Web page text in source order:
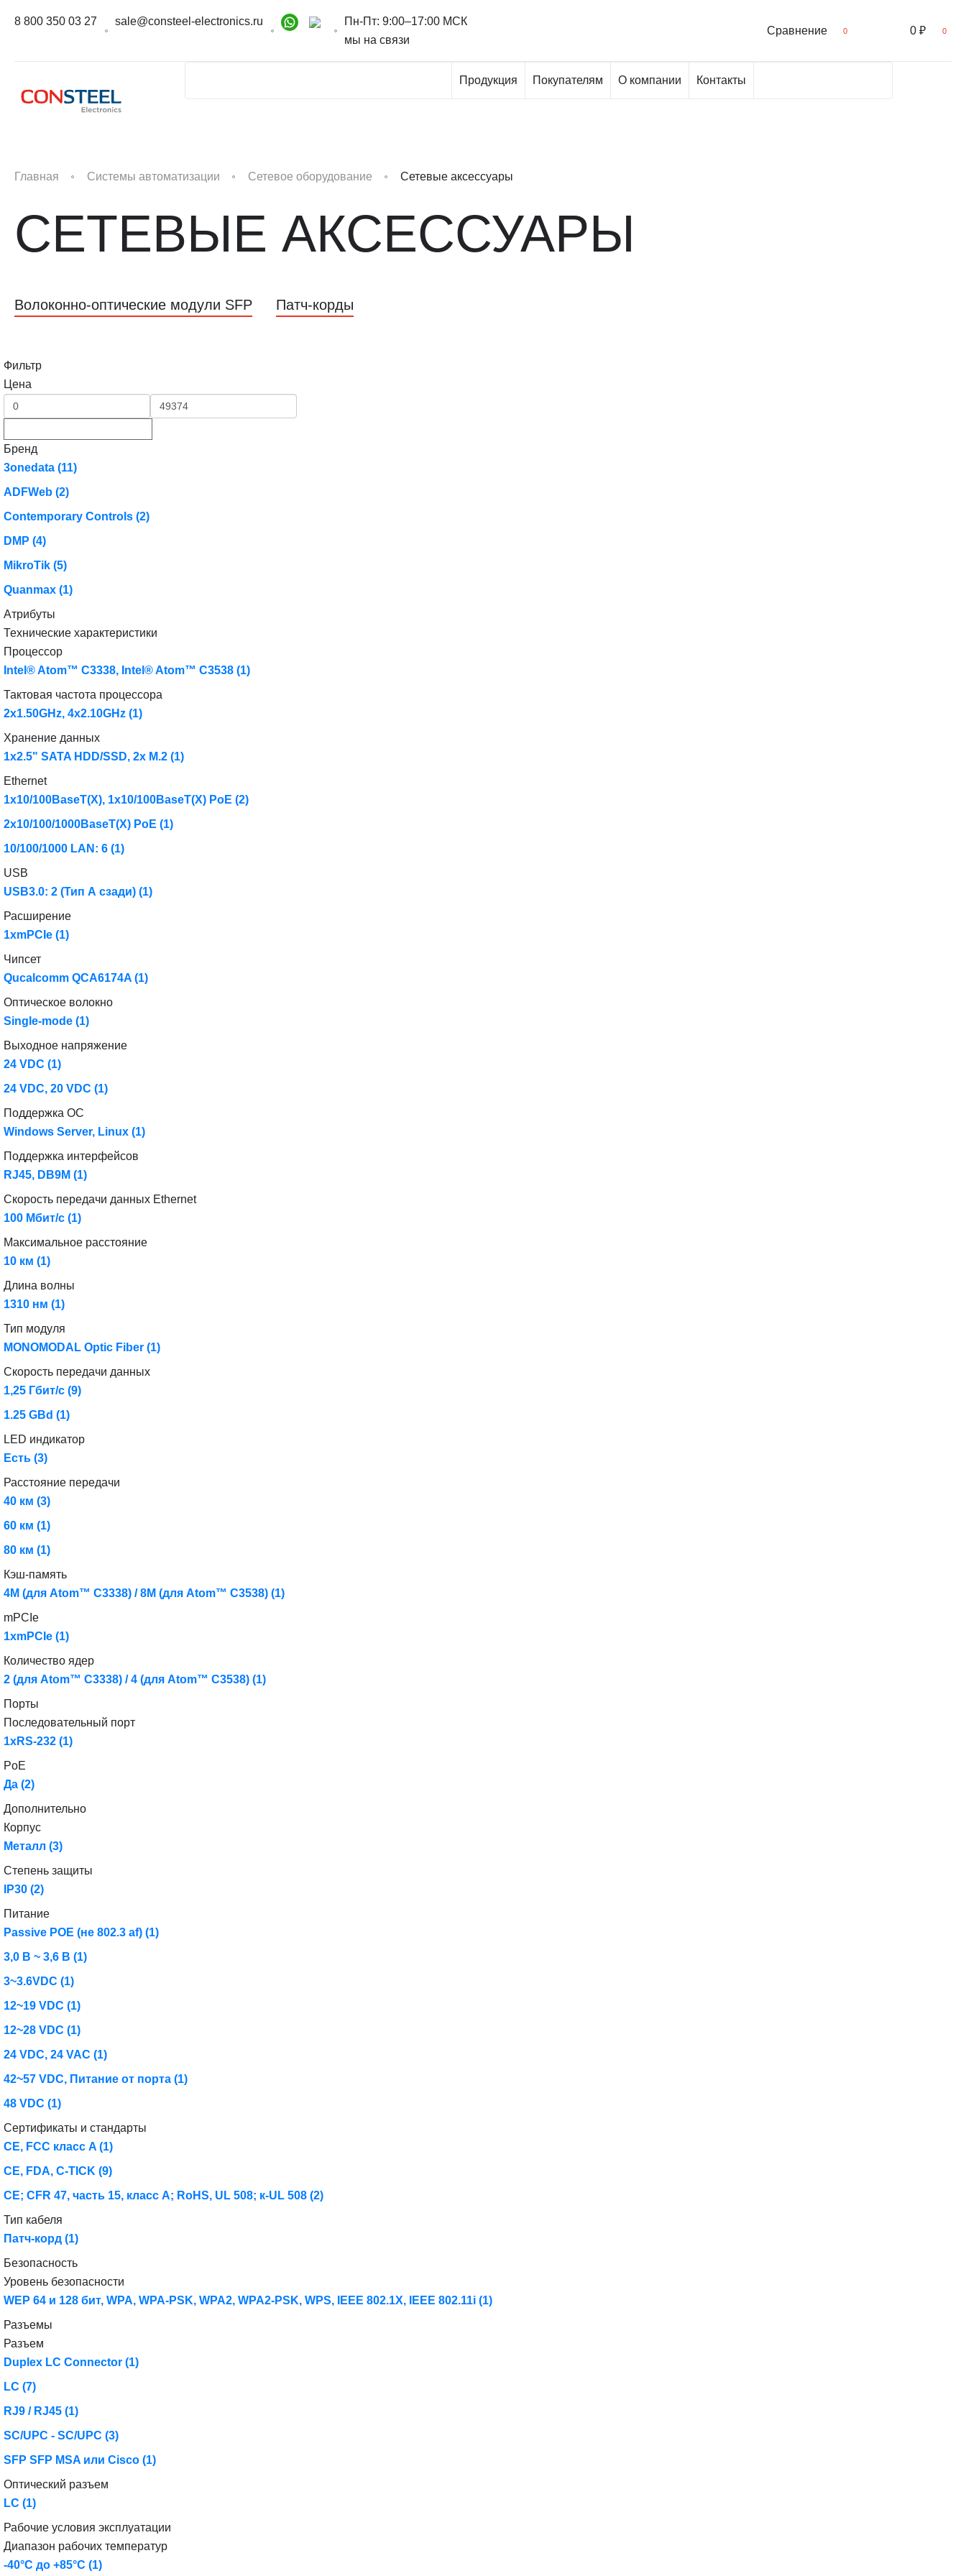
8 800 350 03 27 sale@consteel-electronics.ru
Пн-Пт: 9:00–17:00 МСК
мы на связи
Сравнение 0 0 ₽ 0
Продукция Покупателям О компании Контакты
Главная Системы автоматизации Сетевое оборудование Сетевые аксессуары
СЕТЕВЫЕ АКСЕССУАРЫ
Волоконно-оптические модули SFP Патч-корды
Фильтр
Цена
Бренд
3onedata (11)
ADFWeb (2)
Contemporary Controls (2)
DMP (4)
MikroTik (5)
Quanmax (1)
Атрибуты
Технические характеристики
Процессор
Intel® Atom™ C3338, Intel® Atom™ C3538 (1)
Тактовая частота процессора
2x1.50GHz, 4x2.10GHz (1)
Хранение данных
1x2.5" SATA HDD/SSD, 2x M.2 (1)
Ethernet
1x10/100BaseT(X), 1x10/100BaseT(X) PoE (2)
2x10/100/1000BaseT(X) PoE (1)
10/100/1000 LAN: 6 (1)
USB
USB3.0: 2 (Тип А сзади) (1)
Расширение
1xmPCIe (1)
Чипсет
Qucalcomm QCA6174A (1)
Оптическое волокно
Single-mode (1)
Выходное напряжение
24 VDC (1)
24 VDC, 20 VDC (1)
Поддержка ОС
Windows Server, Linux (1)
Поддержка интерфейсов
RJ45, DB9M (1)
Скорость передачи данных Ethernet
100 Мбит/с (1)
Максимальное расстояние
10 км (1)
Длина волны
1310 нм (1)
Тип модуля
MONOMODAL Optic Fiber (1)
Скорость передачи данных
1,25 Гбит/с (9)
1.25 GBd (1)
LED индикатор
Есть (3)
Расстояние передачи
40 км (3)
60 км (1)
80 км (1)
Кэш-память
4M (для Atom™ C3338) / 8M (для Atom™ C3538) (1)
mPCIe
1xmPCIe (1)
Количество ядер
2 (для Atom™ C3338) / 4 (для Atom™ C3538) (1)
Порты
Последовательный порт
1xRS-232 (1)
PoE
Да (2)
Дополнительно
Корпус
Металл (3)
Степень защиты
IP30 (2)
Питание
Passive POE (не 802.3 af) (1)
3,0 В ~ 3,6 В (1)
3~3.6VDC (1)
12~19 VDC (1)
12~28 VDC (1)
24 VDC, 24 VAC (1)
42~57 VDC, Питание от порта (1)
48 VDC (1)
Сертификаты и стандарты
CE, FCC класс A (1)
CE, FDA, C-TICK (9)
СЕ; CFR 47, часть 15, класс A; RoHS, UL 508; к-UL 508 (2)
Тип кабеля
Патч-корд (1)
Безопасность
Уровень безопасности
WEP 64 и 128 бит, WPA, WPA-PSK, WPA2, WPA2-PSK, WPS, IEEE 802.1X, IEEE 802.11i (1)
Разъемы
Разъем
Duplex LC Connector (1)
LC (7)
RJ9 / RJ45 (1)
SC/UPC - SC/UPC (3)
SFP SFP MSA или Cisco (1)
Оптический разъем
LC (1)
Рабочие условия эксплуатации
Диапазон рабочих температур
-40°C до +85°C (1)